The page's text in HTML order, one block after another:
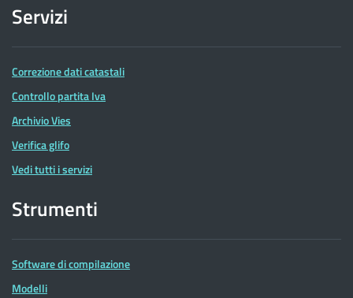
Servizi
Correzione dati catastali
Controllo partita Iva
Archivio Vies
Verifica glifo
Vedi tutti i servizi
Strumenti
Software di compilazione
Modelli